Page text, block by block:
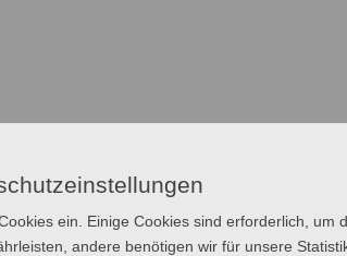
ein. Einige Cookies sind erforderlich, um
andere benötigen wir für unsere